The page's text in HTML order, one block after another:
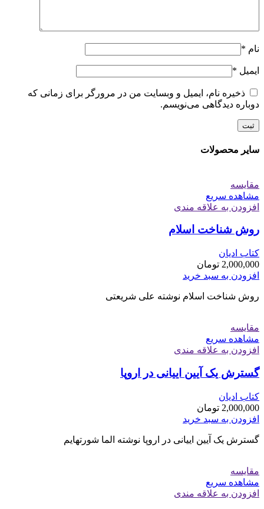
نام *
ایمیل *
ذخیره نام، ایمیل و وبسایت من در مرورگر برای زمانی که
دوباره دیدگاهی می‌نویسم.
سایر محصولات
مقایسه
مشاهده سریع
افزودن به علاقه مندی
روش شناخت اسلام
کتاب ادیان
2,000,000 تومان
افزودن به سبد خرید
روش شناخت اسلام نوشته علی شریعتی
مقایسه
مشاهده سریع
افزودن به علاقه مندی
گسترش یک آیین ايیانی در اروپا
کتاب ادیان
2,000,000 تومان
افزودن به سبد خرید
گسترش یک آیین ايیانی در اروپا نوشته الما شورتهایم
مقایسه
مشاهده سریع
افزودن به علاقه مندی